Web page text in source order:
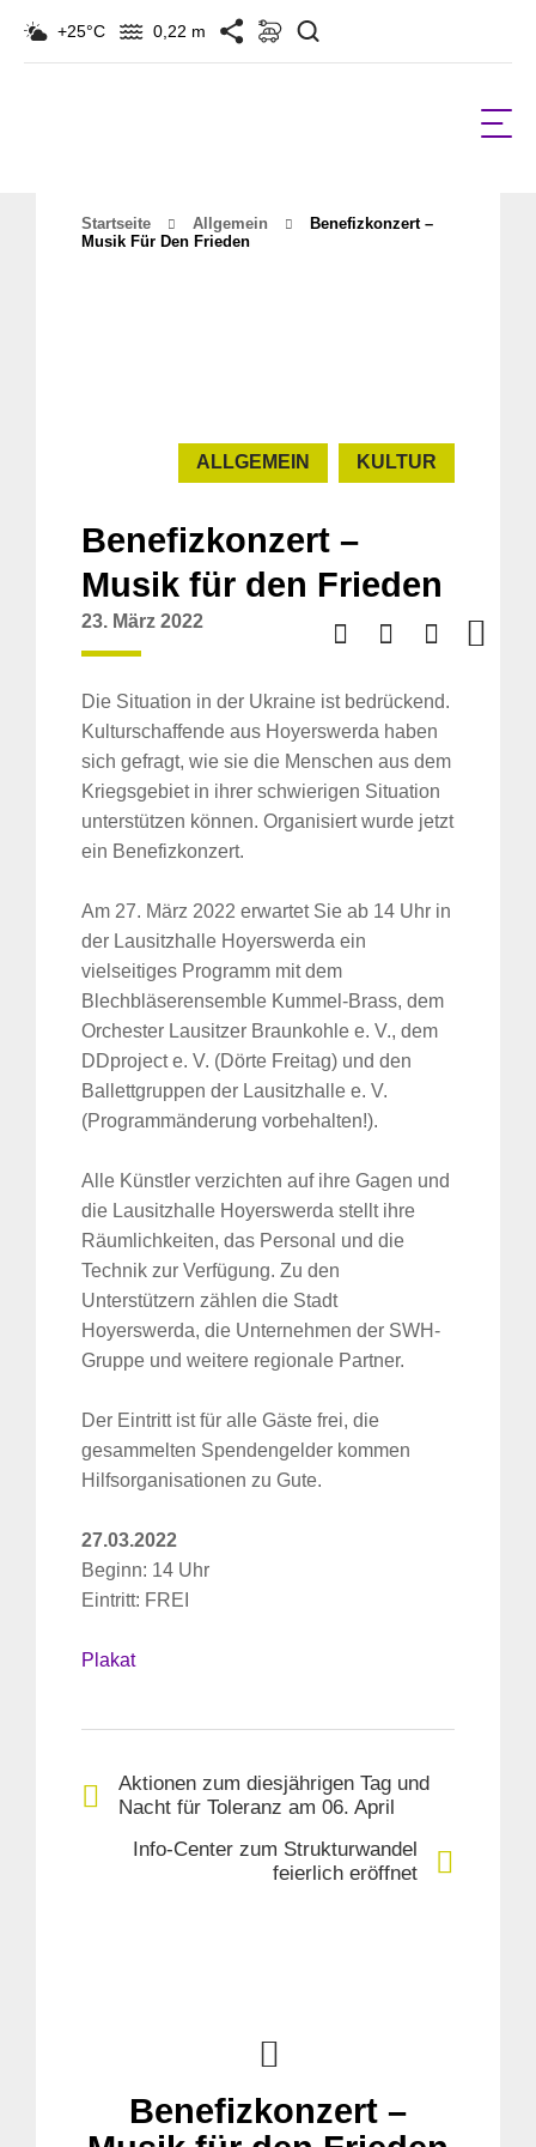
+25°C 0,22 m
Startseite Allgemein
Benefizkonzert –
Musik Für Den Frieden
ALLGEMEIN KULTUR
Benefizkonzert –
Musik für den Frieden
23. März 2022
Die Situation in der Ukraine ist bedrückend.
Kulturschaffende aus Hoyerswerda haben
sich gefragt, wie sie die Menschen aus dem
Kriegsgebiet in ihrer schwierigen Situation
unterstützen können. Organisiert wurde jetzt
ein Benefizkonzert.
Am 27. März 2022 erwartet Sie ab 14 Uhr in
der Lausitzhalle Hoyerswerda ein
vielseitiges Programm mit dem
Blechbläserensemble Kummel-Brass, dem
Orchester Lausitzer Braunkohle e. V., dem
DDproject e. V. (Dörte Freitag) und den
Ballettgruppen der Lausitzhalle e. V.
(Programmänderung vorbehalten!).
Alle Künstler verzichten auf ihre Gagen und
die Lausitzhalle Hoyerswerda stellt ihre
Räumlichkeiten, das Personal und die
Technik zur Verfügung. Zu den
Unterstützern zählen die Stadt
Hoyerswerda, die Unternehmen der SWH-
Gruppe und weitere regionale Partner.
Der Eintritt ist für alle Gäste frei, die
gesammelten Spendengelder kommen
Hilfsorganisationen zu Gute.
27.03.2022
Beginn: 14 Uhr
Eintritt: FREI
Plakat
Aktionen zum diesjährigen Tag und
Nacht für Toleranz am 06. April
Info-Center zum Strukturwandel
feierlich eröffnet
Benefizkonzert –